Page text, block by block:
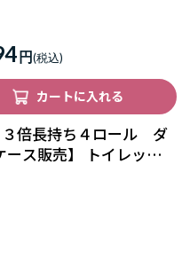
円
カートに入れる
倍長持ち４ロール ダ
ス販売】 トイレットペ